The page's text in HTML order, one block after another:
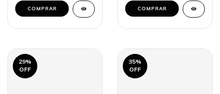
COMPRAR COMPRAR
29%
OFF
35%
OFF